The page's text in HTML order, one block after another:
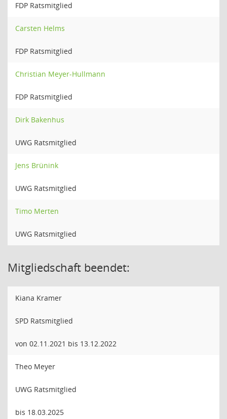
FDP Ratsmitglied
Carsten Helms
FDP Ratsmitglied
Christian Meyer-Hullmann
FDP Ratsmitglied
Dirk Bakenhus
UWG Ratsmitglied
Jens Brünink
UWG Ratsmitglied
Timo Merten
UWG Ratsmitglied
Mitgliedschaft beendet:
Kiana Kramer
SPD Ratsmitglied
von 02.11.2021 bis 13.12.2022
Theo Meyer
UWG Ratsmitglied
bis 18.03.2025